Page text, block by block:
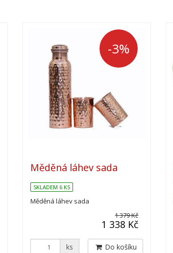
-3%
Měděná láhev sada
SKLADEM 6 KS
Měděná láhev sada
1 379 Kč
1 338 Kč
ks Do košíku